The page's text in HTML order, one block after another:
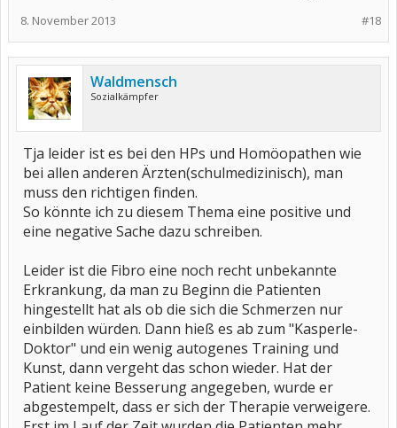
#18
8. November 2013
Waldmensch
Sozialkämpfer
Tja leider ist es bei den HPs und Homöopathen wie
bei allen anderen Ärzten(schulmedizinisch), man
muss den richtigen finden.
So könnte ich zu diesem Thema eine positive und
eine negative Sache dazu schreiben.
Leider ist die Fibro eine noch recht unbekannte
Erkrankung, da man zu Beginn die Patienten
hingestellt hat als ob die sich die Schmerzen nur
einbilden würden. Dann hieß es ab zum "Kasperle-
Doktor" und ein wenig autogenes Training und
Kunst, dann vergeht das schon wieder. Hat der
Patient keine Besserung angegeben, wurde er
abgestempelt, dass er sich der Therapie verweigere.